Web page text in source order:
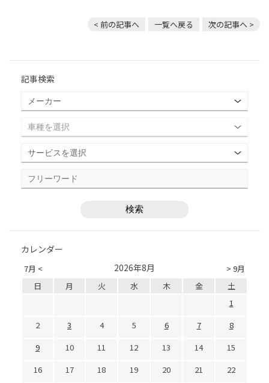
< 前の記事へ 一覧へ戻る 次の記事へ >
記事検索
カレンダー
7月 < > 9月
2026年8月
日 月 火 水 木 金
土
1
2
3 4 5 6 7
8
9
10 11 12 13 14
15
16
17 18 19 20 21
22